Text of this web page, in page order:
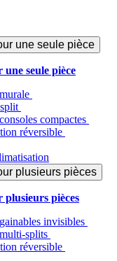
une seule pièce
seule pièce
compactes
réversible
plusieurs pièces
pièces
invisibles
splits
réversible